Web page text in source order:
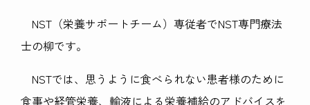
NST（栄養サポートチーム）専従者でNST専門療法
士の柳です。
NSTでは、思うように食べられない患者様のために
食事や経管栄養、輸液による栄養補給のアドバイスを